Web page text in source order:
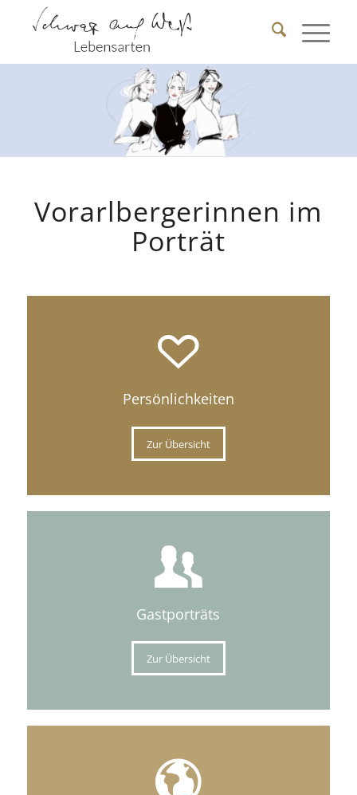
Vorarlbergerinnen im
Porträt
Persönlichkeiten
Zur Übersicht
Gastporträts
Zur Übersicht